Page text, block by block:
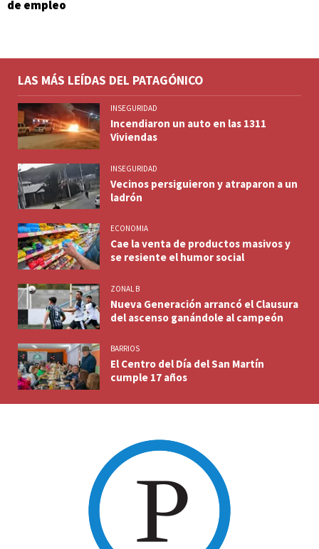
de empleo
LAS MÁS LEÍDAS DEL PATAGÓNICO
INSEGURIDAD
Incendiaron un auto en las 1311
Viviendas
INSEGURIDAD
Vecinos persiguieron y atraparon a un
ladrón
ECONOMIA
Cae la venta de productos masivos y
se resiente el humor social
ZONAL B
Nueva Generación arrancó el Clausura
del ascenso ganándole al campeón
BARRIOS
El Centro del Día del San Martín
cumple 17 años